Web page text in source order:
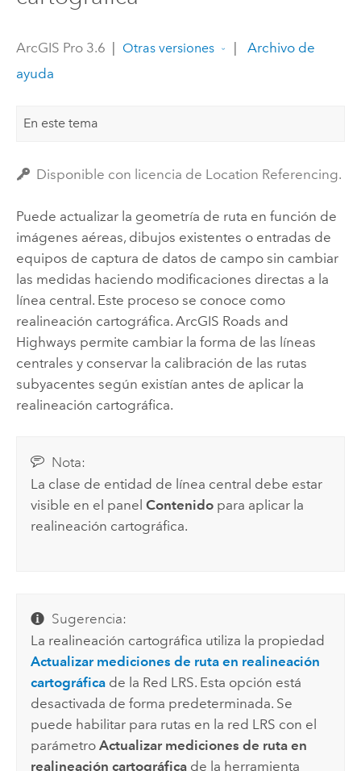
ArcGIS Pro 3.6 Otras versiones
Archivo de
ayuda
En este tema
Disponible con licencia de Location Referencing.
Puede actualizar la geometría de ruta en función de
imágenes aéreas, dibujos existentes o entradas de
equipos de captura de datos de campo sin cambiar
las medidas haciendo modificaciones directas a la
línea central. Este proceso se conoce como
realineación cartográfica. ArcGIS Roads and
Highways permite cambiar la forma de las líneas
centrales y conservar la calibración de las rutas
subyacentes según existían antes de aplicar la
realineación cartográfica.
Nota:
La clase de entidad de línea central debe estar
visible en el panelContenido para aplicar la
realineación cartográfica.
Sugerencia:
La realineación cartográfica utiliza la propiedad
Actualizar mediciones de ruta en realineación
cartográfica de la Red LRS. Esta opción está
desactivada de forma predeterminada. Se
puede habilitar para rutas en la red LRS con el
parámetroActualizar mediciones de ruta en
realineación cartográfica de la herramienta